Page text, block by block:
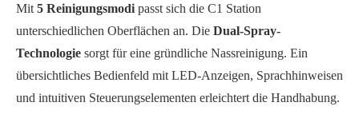
Mit 5 Reinigungsmodi passt sich die C1 Station
unterschiedlichen Oberflächen an. Die Dual-Spray-
Technologie sorgt für eine gründliche Nassreinigung. Ein
übersichtliches Bedienfeld mit LED-Anzeigen, Sprachhinweisen
und intuitiven Steuerungselementen erleichtert die Handhabung.